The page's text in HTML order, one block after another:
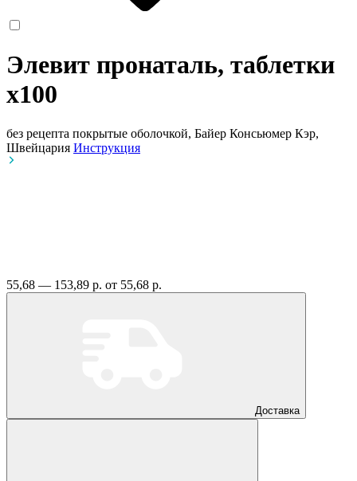
Элевит пронаталь, таблетки
x100
без рецепта покрытые оболочкой, Байер Консьюмер Кэр,
Швейцария Инструкция
55,68 — 153,89 р. от 55,68 р.
Доставка